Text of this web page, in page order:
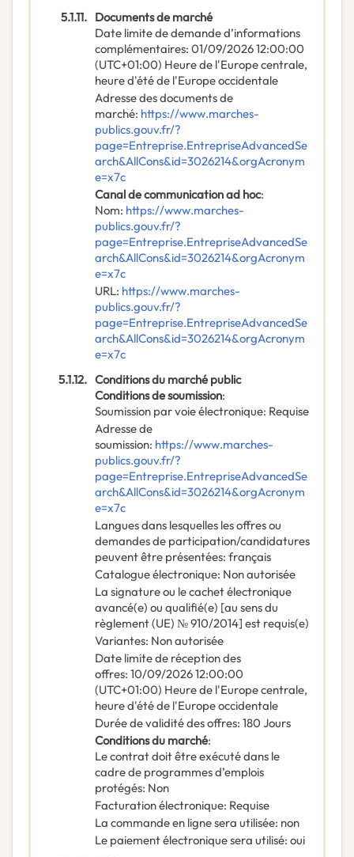
5.1.11. Documents de marché
Date limite de demande d’informations
complémentaires: 01/09/202612:00:00
(UTC+01:00) Heure de l'Europe centrale,
heure d'été de l'Europe occidentale
Adresse des documents de
marché: https://www.marches-
publics.gouv.fr/?
page=Entreprise.EntrepriseAdvancedSe
arch&AllCons&id=3026214&orgAcronym
e=x7c
Canal de communication ad hoc:
Nom: https://www.marches-
publics.gouv.fr/?
page=Entreprise.EntrepriseAdvancedSe
arch&AllCons&id=3026214&orgAcronym
e=x7c
URL: https://www.marches-
publics.gouv.fr/?
page=Entreprise.EntrepriseAdvancedSe
arch&AllCons&id=3026214&orgAcronym
e=x7c
5.1.12. Conditions du marché public
Conditions de soumission:
Soumission par voie électronique: Requise
Adresse de
soumission: https://www.marches-
publics.gouv.fr/?
page=Entreprise.EntrepriseAdvancedSe
arch&AllCons&id=3026214&orgAcronym
e=x7c
Langues dans lesquelles les offres ou
demandes de participation/candidatures
peuvent être présentées: français
Catalogue électronique: Non autorisée
La signature ou le cachet électronique
avancé(e) ou qualifié(e) [au sens du
règlement (UE) № 910/2014] est requis(e)
Variantes: Non autorisée
Date limite de réception des
offres: 10/09/202612:00:00
(UTC+01:00) Heure de l'Europe centrale,
heure d'été de l'Europe occidentale
Durée de validité des offres: 180 Jours
Conditions du marché:
Le contrat doit être exécuté dans le
cadre de programmes d’emplois
protégés: Non
Facturation électronique: Requise
La commande en ligne sera utilisée: non
Le paiement électronique sera utilisé: oui